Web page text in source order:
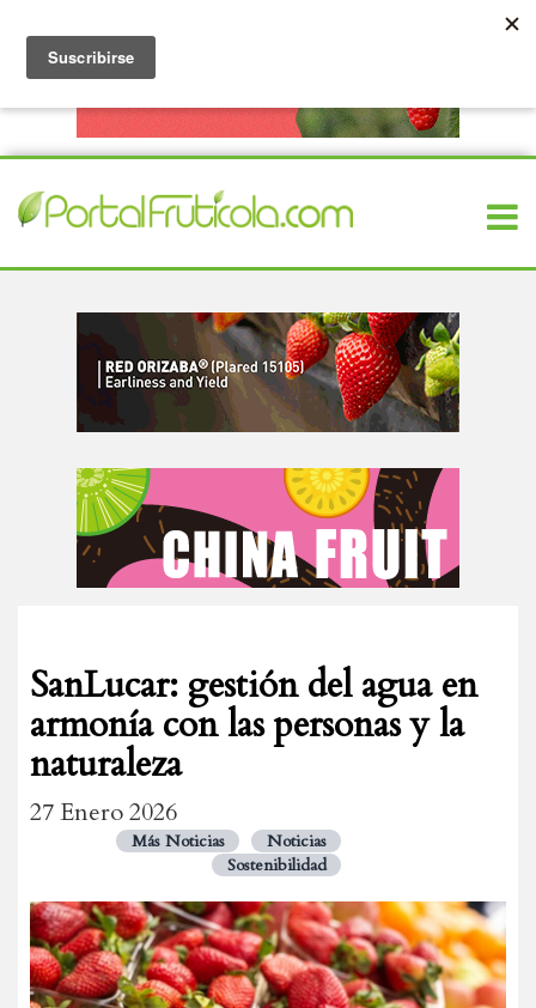
SanLucar: gestión del agua en
armonía con las personas y la
naturaleza
27 Enero 2026
Más Noticias
Noticias
Sostenibilidad